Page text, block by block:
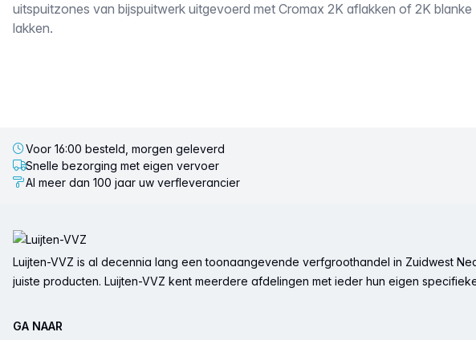
uitspuitzones van bijspuitwerk uitgevoerd met Cromax 2K aflakken of 2K blanke
lakken.
Voor 16:00 besteld, morgen geleverd
Snelle bezorging met eigen vervoer
Al meer dan 100 jaar uw verfleverancier
Luijten-VVZ is al decennia lang een toonaangevende verfgroothandel in Zuidwest
juiste producten. Luijten-VVZ kent meerdere afdelingen met ieder hun eigen
GA NAAR